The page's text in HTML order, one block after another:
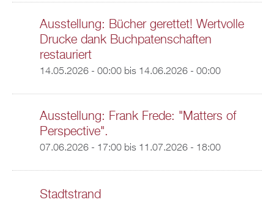
Ausstellung: Bücher gerettet! Wertvolle
Drucke dank Buchpatenschaften
restauriert
14.05.2026 - 00:00bis 14.06.2026 - 00:00
Ausstellung: Frank Frede: "Matters of
Perspective".
07.06.2026 - 17:00bis 11.07.2026 - 18:00
Stadtstrand